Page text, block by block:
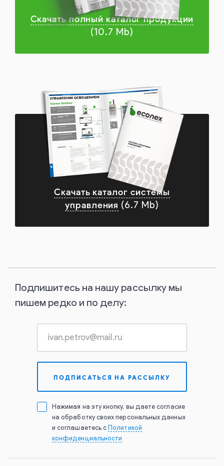
Скачать полный каталог продукции
(10.7 Mb)
Скачать каталог системы
управления (6.7 Mb)
Подпишитесь на нашу рассылку мы
пишем редко и по делу:
Нажимая на эту кнопку, вы даете согласие
на обработку своих персональных данных
и соглашаетесь с Политикой
конфиденциальности